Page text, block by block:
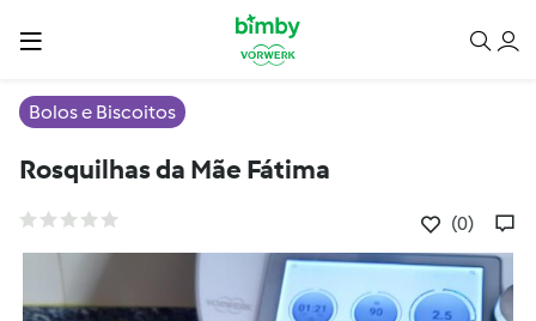
Bolos e Biscoitos
Rosquilhas da Mãe Fátima
(0)